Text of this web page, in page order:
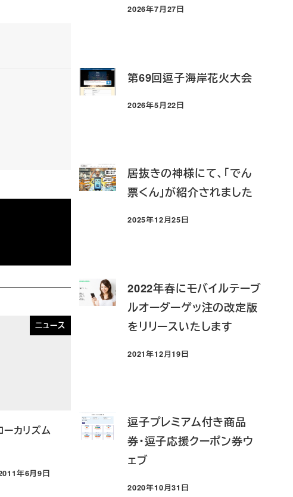
ニュース
ーカリズム
稿日
年6月9日
投稿日
2026年7月27日
第69回逗子海岸花火大会
投稿日
2026年5月22日
居抜きの神様にて、「でん
票くん」が紹介されました
投稿日
2025年12月25日
2022年春にモバイルテーブ
ルオーダーゲッ注の改定版
をリリースいたします
投稿日
2021年12月19日
逗子プレミアム付き商品
券・逗子応援クーポン券ウ
ェブ
投稿日
2020年10月31日